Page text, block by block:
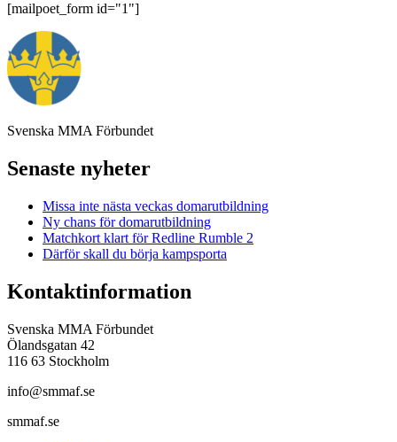
[mailpoet_form id="1"]
Svenska MMA Förbundet
Senaste nyheter
Missa inte nästa veckas domarutbildning
Ny chans för domarutbildning
Matchkort klart för Redline Rumble 2
Därför skall du börja kampsporta
Kontaktinformation
Svenska MMA Förbundet
Ölandsgatan 42
116 63 Stockholm
info@smmaf.se
smmaf.se